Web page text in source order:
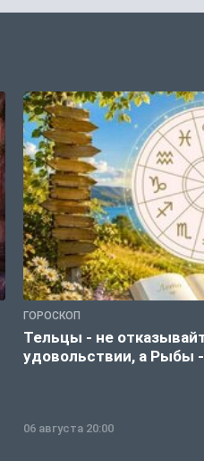
ГОРОСКОП
Тельцы - не
удовольствии, а Рыбы
06 августа 20:00